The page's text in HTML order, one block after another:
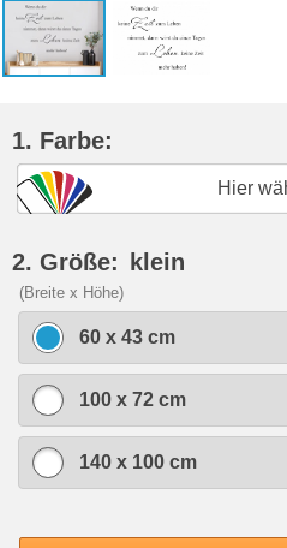
1. Farbe:
Hier
2. Größe: klein
(Breite x Höhe)
60 x 43 cm
100 x 72 cm
140 x 100 cm